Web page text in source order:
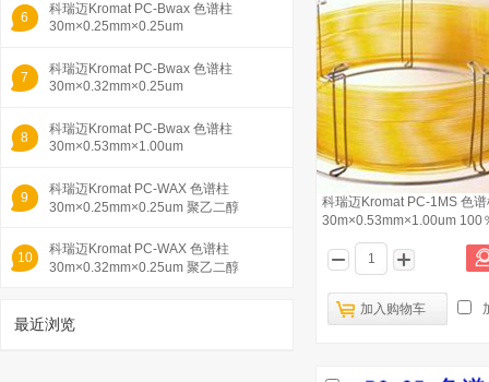
6
科瑞迈Kromat PC-Bwax 色谱柱
30m×0.25mm×0.25um
7
科瑞迈Kromat PC-Bwax 色谱柱
30m×0.32mm×0.25um
8
科瑞迈Kromat PC-Bwax 色谱柱
30m×0.53mm×1.00um
9
科瑞迈Kromat PC-WAX 色谱柱
30m×0.25mm×0.25um 聚乙二醇
10
科瑞迈Kromat PC-WAX 色谱柱
30m×0.32mm×0.25um 聚乙二醇
最近浏览
科瑞迈Kromat PC-1MS 色
30m×0.53mm×1.00um 100
加入购物车